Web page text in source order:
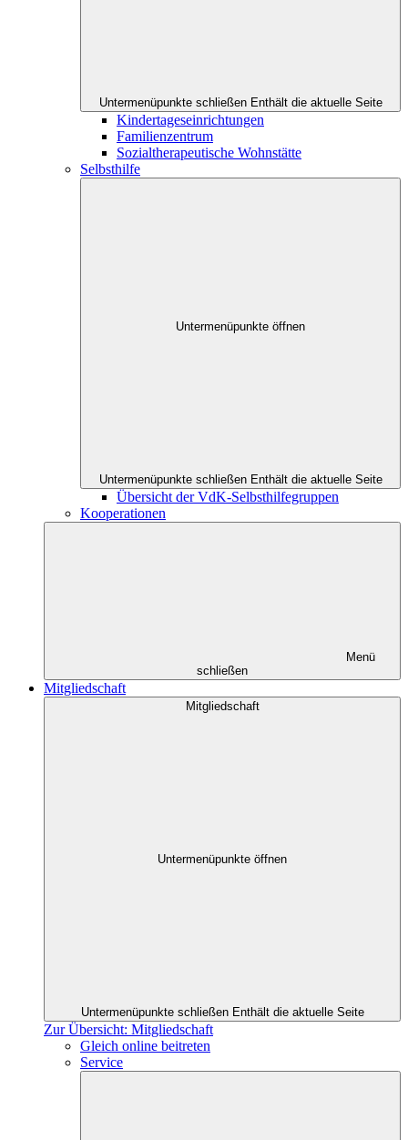
Untermenüpunkte schließen Enthält die aktuelle Seite
Kindertageseinrichtungen
Familienzentrum
Sozialtherapeutische Wohnstätte
Selbsthilfe
Untermenüpunkte öffnen
Untermenüpunkte schließen Enthält die aktuelle Seite
Übersicht der VdK-Selbsthilfegruppen
Kooperationen
Menü
schließen
Mitgliedschaft
Mitgliedschaft
Untermenüpunkte öffnen
Untermenüpunkte schließen Enthält die aktuelle Seite
Zur Übersicht: Mitgliedschaft
Gleich online beitreten
Service